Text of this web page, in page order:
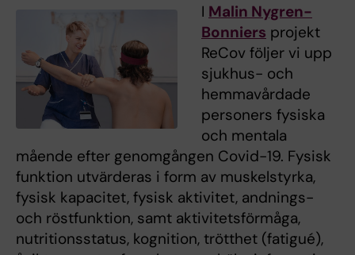
I Malin Nygren-
Bonniers projekt
ReCov följer vi upp
sjukhus- och
hemmavårdade
personers fysiska
och mentala
mående efter genomgången Covid-19. Fysisk
funktion utvärderas i form av muskelstyrka,
fysisk kapacitet, fysisk aktivitet, andnings-
och röstfunktion, samt aktivitetsförmåga,
nutritionsstatus, kognition, trötthet (fatigué),